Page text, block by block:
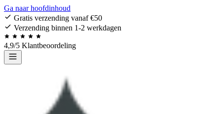
Ga naar hoofdinhoud
Gratis verzending vanaf €50
Verzending binnen 1-2 werkdagen
4,9/5 Klantbeoordeling